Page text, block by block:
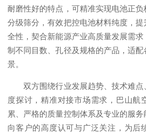
耐磨性好的特点，可精准实现电池正
分级筛分，有效把控电池材料纯度，
全性，契合新能源产业高质量发展需
制不同目数、孔径及规格的产品，适
景。
双方围绕行业发展趋势、技术难点
度探讨，精准对接市场需求，巴山航
累、严格的质量控制体系及专业的服
向客户的高度认可与广泛关注，为后